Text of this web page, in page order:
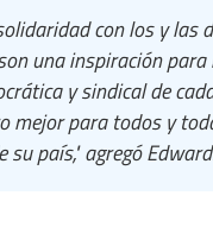
con los y las
una inspiración
y sindical de
mejor para todos y
su país," agregó